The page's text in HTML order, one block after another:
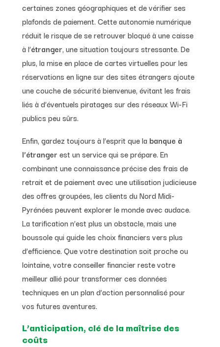
certaines zones géographiques et de vérifier ses
plafonds de paiement. Cette autonomie numérique
réduit le risque de se retrouver bloqué à une caisse
à l’étranger, une situation toujours stressante. De
plus, la mise en place de cartes virtuelles pour les
réservations en ligne sur des sites étrangers ajoute
une couche de sécurité bienvenue, évitant les frais
liés à d’éventuels piratages sur des réseaux Wi-Fi
publics peu sûrs.
Enfin, gardez toujours à l’esprit que la banque à
l’étranger est un service qui se prépare. En
combinant une connaissance précise des frais de
retrait et de paiement avec une utilisation judicieuse
des offres groupées, les clients du Nord Midi-
Pyrénées peuvent explorer le monde avec audace.
La tarification n’est plus un obstacle, mais une
boussole qui guide les choix financiers vers plus
d’efficience. Que votre destination soit proche ou
lointaine, votre conseiller financier reste votre
meilleur allié pour transformer ces données
techniques en un plan d’action personnalisé pour
vos futures aventures.
L’anticipation, clé de la maîtrise des
coûts